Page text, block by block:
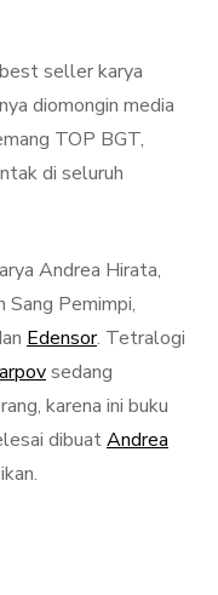
seller karya
diomongin media
TOP BGT,
di seluruh
Andrea Hirata,
Sang Pemimpi,
Edensor. Tetralogi
sedang
karena ini buku
dibuatAndrea